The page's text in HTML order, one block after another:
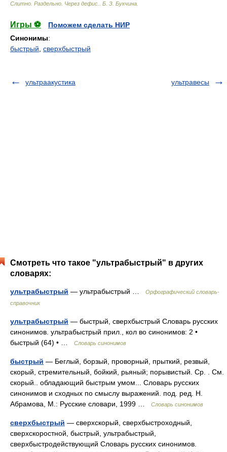
Слитно. Раздельно. Через дефис. Б. З. Букчина
Игры ⚽
Поможем сделать НИР
Синонимы:
быстрый сверхбыстрый
ультраакустика ультравесы
Смотреть что такое "ультрабыстрый" в других
словарях:
ультрабыстрый — ультрабыстрый …
Орфографический словарь-
справочник
ультрабыстрый — быстрый, сверхбыстрый Словарь русских
синонимов. ультрабыстрый прил., кол во синонимов: 2 •
быстрый (64) • …
Словарь синонимов
быстрый — Беглый, борзый, проворный, прыткий, резвый,
скорый, стремительный, бойкий, рьяный; порывистый. Ср. . См.
скорый.. обладающий быстрым умом... Словарь русских
синонимов и сходных по смыслу выражений. под. ред. Н.
Абрамова, М.: Русские словари, 1999 …
Словарь синонимов
сверхбыстрый — сверхскорый, сверхбыстроходный,
сверхскоростной, быстрый, ультрабыстрый,
сверхбыстродействующий Словарь русских синонимов.